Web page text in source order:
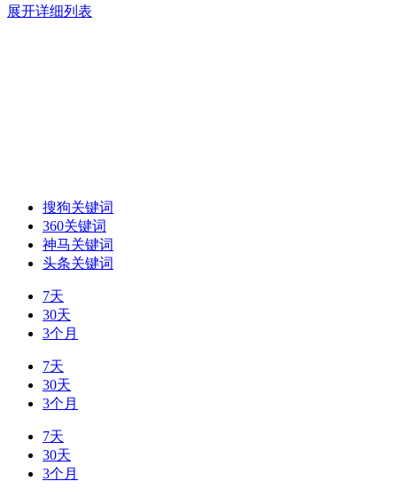
展开详细列表
搜狗关键词
360关键词
神马关键词
头条关键词
7天
30天
3个月
7天
30天
3个月
7天
30天
3个月